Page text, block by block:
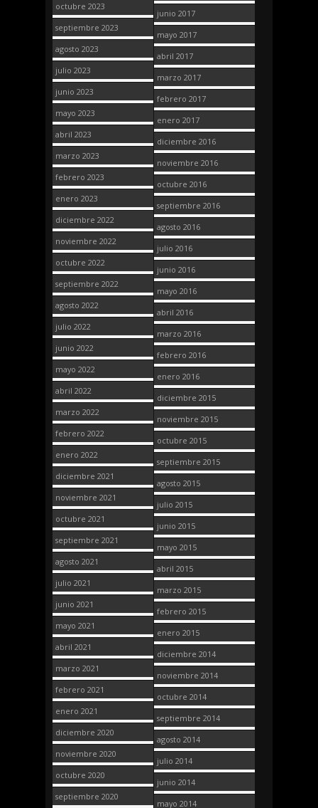
octubre 2023
septiembre 2023
agosto 2023
julio 2023
junio 2023
mayo 2023
abril 2023
marzo 2023
febrero 2023
enero 2023
diciembre 2022
noviembre 2022
octubre 2022
septiembre 2022
agosto 2022
julio 2022
junio 2022
mayo 2022
abril 2022
marzo 2022
febrero 2022
enero 2022
diciembre 2021
noviembre 2021
octubre 2021
septiembre 2021
agosto 2021
julio 2021
junio 2021
mayo 2021
abril 2021
marzo 2021
febrero 2021
enero 2021
diciembre 2020
noviembre 2020
octubre 2020
septiembre 2020
junio 2017
mayo 2017
abril 2017
marzo 2017
febrero 2017
enero 2017
diciembre 2016
noviembre 2016
octubre 2016
septiembre 2016
agosto 2016
julio 2016
junio 2016
mayo 2016
abril 2016
marzo 2016
febrero 2016
enero 2016
diciembre 2015
noviembre 2015
octubre 2015
septiembre 2015
agosto 2015
julio 2015
junio 2015
mayo 2015
abril 2015
marzo 2015
febrero 2015
enero 2015
diciembre 2014
noviembre 2014
octubre 2014
septiembre 2014
agosto 2014
julio 2014
junio 2014
mayo 2014